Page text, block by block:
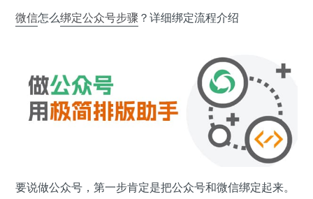
微信怎么绑定公众号步骤 ？详细绑定流程介绍
要说做公众号，第一步肯定是把公众号和微信绑定起来。